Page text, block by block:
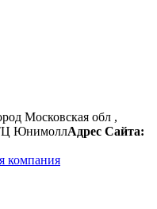
Московская обл ,
ЮнимоллАдрес Сайта:
компания